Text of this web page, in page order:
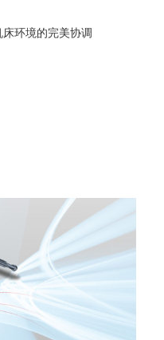
环境的完美协调